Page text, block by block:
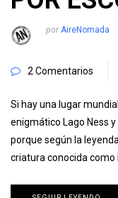
por AireNomada
2 Comentarios
Si hay una lugar
enigmático Lago Ness
porque según la
criatura conocida como